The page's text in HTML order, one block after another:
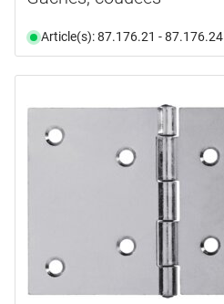
Article(s): 87.176.21 - 87.176.24